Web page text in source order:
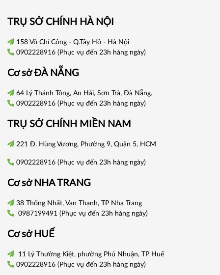
TRỤ SỞ CHÍNH HÀ NỘI
158 Võ Chí Công - Q.Tây Hồ - Hà Nội
0902228916(Phục vụ đến 23h hàng ngày)
Cơ sởĐÀ NẴNG
64 Lý Thánh Tông, An Hải, Sơn Trà, Đà Nẵng.
0902228916(Phục vụ đến 23h hàng ngày)
TRỤ SỞ CHÍNH MIỀN NAM
221 Đ. Hùng Vương, Phường 9, Quận 5, HCM
0902228916(Phục vụ đến 23h hàng ngày)
Cơ sởNHA TRANG
38 Thống Nhất, Vạn Thạnh, TP Nha Trang
0987199491(Phục vụ đến 23h hàng ngày)
Cơ sởHUẾ
11 Lý Thường Kiệt, phường Phú Nhuận, TP Huế
0902228916(Phục vụ đến 23h hàng ngày)